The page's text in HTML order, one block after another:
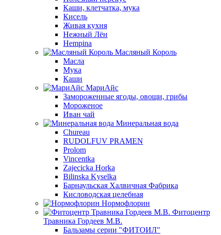
Каши, клетчатка, мука
Кисель
Живая кухня
Нежный Лён
Hempina
Масляный Король
Масла
Мука
Каши
МариАйс
Замороженные ягоды, овощи, грибы
Мороженое
Иван чай
Минеральная вода
Chureau
RUDOLFUV PRAMEN
Prolom
Vincentka
Zajecicka Horka
Bilinska Kyselka
Барнаульская Халвичная Фабрика
Кисловодская целебная
Нормофлорин
Фитоцентр
Травника Гордеев М.В.
Бальзамы серии "ФИТОИЛ"